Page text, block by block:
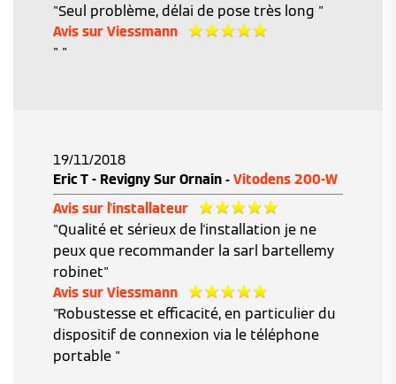
"Seul problème, délai de pose très long "
Avis sur Viessmann
" "
19/11/2018
Eric T - Revigny Sur Ornain - Vitodens 200-W
Avis sur l'installateur
"Qualité et sérieux de l'installation je ne
peux que recommander la sarl bartellemy
robinet"
Avis sur Viessmann
"Robustesse et efficacité, en particulier du
dispositif de connexion via le téléphone
portable "